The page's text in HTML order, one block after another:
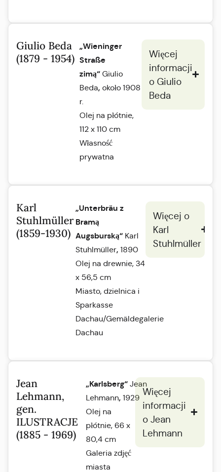
Giulio Beda
(1879 - 1954)
„Wieninger
Straße
zimą“Giulio
Beda,około 1908
r.
Olej na płótnie,
112 x 110 cm
Własność
prywatna
Więcej
informacji
o Giulio
Beda
Karl
Stuhlmüller
(1859-1930)
„Unterbräu z
Bramą
Augsburską“ Karl
Stuhlmüller, 1890
Olej na drewnie, 34
x 56,5 cm
Miasto, dzielnica i
Sparkasse
Dachau/Gemäldegalerie
Dachau
Więcej o
Karl
Stuhlmüller
Jean
Lehmann,
gen.
ILUSTRACJE
(1885 - 1969)
„Karlsberg“Jean
Lehmann,1929
Olej na
płótnie, 66 x
80,4 cm
Galeria zdjęć
miasta
Więcej
informacji
o Jean
Lehmann